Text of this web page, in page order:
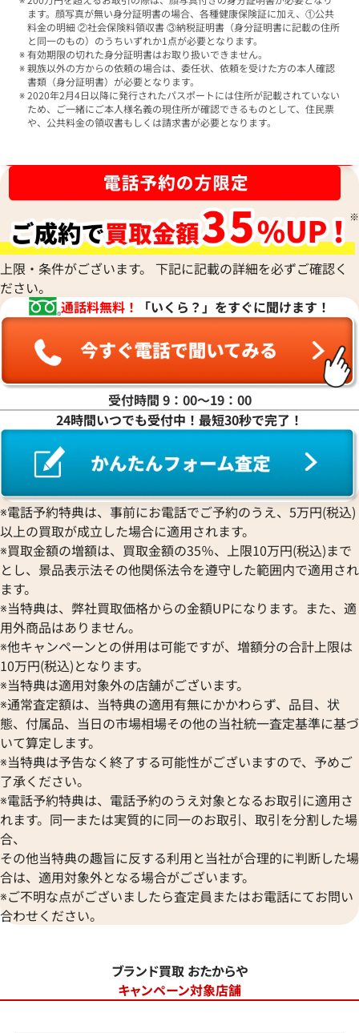
ます。顔写真が無い身分証明書の場合、各種健康保険証に加え、①公共
料金の明細 ②社会保険料領収書 ③納税証明書（身分証明書に記載の住所
と同一のもの）のうちいずれか1点が必要となります。
有効期限の切れた身分証明書はお取り扱いできません。
親族以外の方からの依頼の場合は、委任状、依頼を受けた方の本人確認
書類（身分証明書）が必要となります。
2020年2月4日以降に発行されたパスポートには住所が記載されていない
ため、ご一緒にご本人様名義の現住所が確認できるものとして、住民票
や、公共料金の領収書もしくは請求書が必要となります。
上限・条件がございます。 下記に記載の詳細を必ずご確認く
ださい。
通話料無料！
「いくら？」をすぐに聞けます！
受付時間 9：00〜19：00
24時間いつでも受付中！最短30秒で完了！
※電話予約特典は、事前にお電話でご予約のうえ、5万円(税込)
以上の買取が成立した場合に適用されます。
※買取金額の増額は、買取金額の35％、上限10万円(税込)まで
とし、景品表示法その他関係法令を遵守した範囲内で適用され
ます。
※当特典は、弊社買取価格からの金額UPになります。また、適
用外商品はありません。
※他キャンペーンとの併用は可能ですが、増額分の合計上限は
10万円(税込)となります。
※当特典は適用対象外の店舗がございます。
※通常査定額は、当特典の適用有無にかかわらず、品目、状
態、付属品、当日の市場相場その他の当社統一査定基準に基づ
いて算定します。
※当特典は予告なく終了する可能性がございますので、予めご
了承ください。
※電話予約特典は、電話予約のうえ対象となるお取引に適用さ
れます。同一または実質的に同一のお取引、取引を分割した場
合、
その他当特典の趣旨に反する利用と当社が合理的に判断した場
合は、適用対象外となる場合がございます。
※ご不明な点がございましたら査定員またはお電話にてお問い
合わせください。
ブランド買取 おたからや
キャンペーン対象店舗